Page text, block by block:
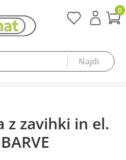
0
z zavihki in el.